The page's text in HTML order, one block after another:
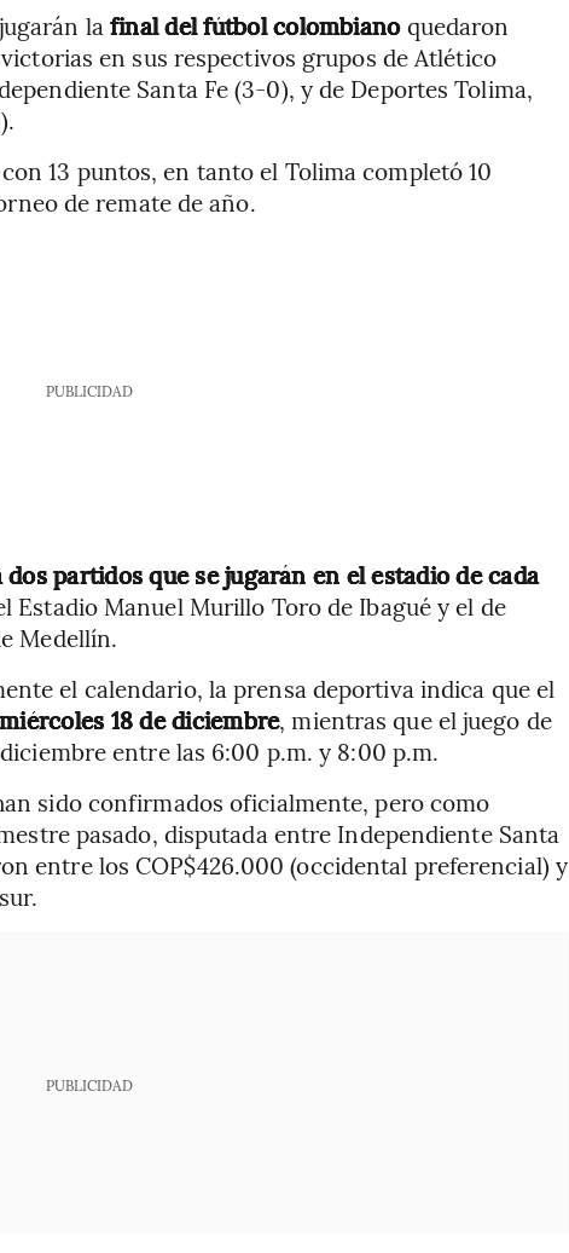
la final del fútbol colombianoquedaron
en sus respectivos grupos de Atlético
Santa Fe (3-0), y de Deportes Tolima,
13 puntos, en tanto el Tolima completó 10
de remate de año.
PUBLICIDAD
partidos que se jugarán en el estadio de cada
Estadio Manuel Murillo Toro de Ibagué y el de
Medellín.
el calendario, la prensa deportiva indica que el
18 de diciembre, mientras que el juego de
entre las 6:00 p.m. y 8:00 p.m.
sido confirmados oficialmente, pero como
pasado, disputada entre Independiente Santa
entre los COP$426.000 (occidental preferencial) y
PUBLICIDAD